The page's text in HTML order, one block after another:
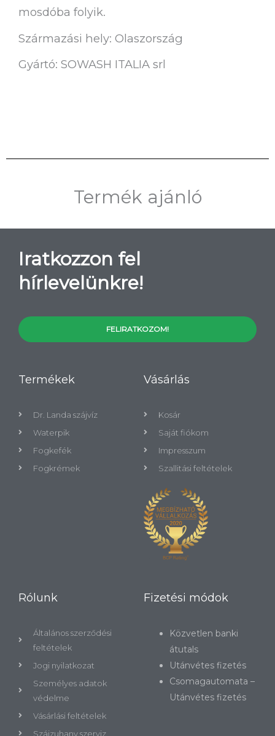
mosdóba folyik.
Származási hely: Olaszország
Gyártó: SOWASH ITALIA srl
Termék ajánló
Iratkozzon fel
hírlevelünkre!
FELIRATKOZOM!
Termékek
Dr. Landa szájvíz
Waterpik
Fogkefék
Fogkrémek
Vásárlás
Kosár
Saját fiókom
Impresszum
Szallitási feltételek
Rólunk
Általános szerződési
feltételek
Jogi nyilatkozat
Személyes adatok
védelme
Vásárlási feltételek
Szájzuhany szerviz
Fizetési módok
Közvetlen banki
átutals
Utánvétes fizetés
Csomagautomata –
Utánvétes fizetés